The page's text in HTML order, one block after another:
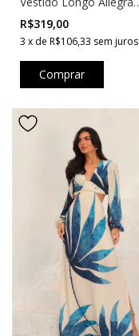
Vermelho
R$319,00
3 x de R$106,33 sem juros
Comprar